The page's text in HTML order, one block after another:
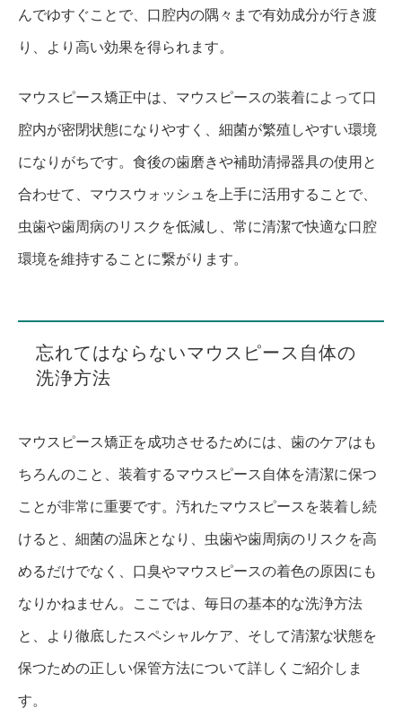
んでゆすぐことで、口腔内の隅々まで有効成分が行き渡
り、より高い効果を得られます。
マウスピース矯正中は、マウスピースの装着によって口
腔内が密閉状態になりやすく、細菌が繁殖しやすい環境
になりがちです。食後の歯磨きや補助清掃器具の使用と
合わせて、マウスウォッシュを上手に活用することで、
虫歯や歯周病のリスクを低減し、常に清潔で快適な口腔
環境を維持することに繋がります。
忘れてはならないマウスピース自体の
洗浄方法
マウスピース矯正を成功させるためには、歯のケアはも
ちろんのこと、装着するマウスピース自体を清潔に保つ
ことが非常に重要です。汚れたマウスピースを装着し続
けると、細菌の温床となり、虫歯や歯周病のリスクを高
めるだけでなく、口臭やマウスピースの着色の原因にも
なりかねません。ここでは、毎日の基本的な洗浄方法
と、より徹底したスペシャルケア、そして清潔な状態を
保つための正しい保管方法について詳しくご紹介しま
す。